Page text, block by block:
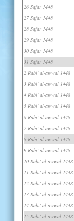
26 Safar 1448
27 Safar 1448
28 Safar 1448
29 Safar 1448
30 Safar 1448
31 Safar 1448
2 Rabi' al-awwal 1448
3 Rabi' al-awwal 1448
4 Rabi' al-awwal 1448
5 Rabi' al-awwal 1448
6 Rabi' al-awwal 1448
7 Rabi' al-awwal 1448
8 Rabi' al-awwal 1448
9 Rabi' al-awwal 1448
10 Rabi' al-awwal 1448
11 Rabi' al-awwal 1448
12 Rabi' al-awwal 1448
13 Rabi' al-awwal 1448
14 Rabi' al-awwal 1448
15 Rabi' al-awwal 1448